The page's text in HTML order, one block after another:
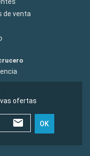
de venta
ofertas
OK